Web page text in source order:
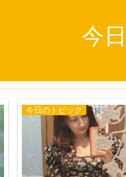
今
今日のトピック